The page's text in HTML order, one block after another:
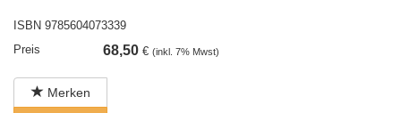
ISBN 9785604073339
Preis
68,50 € (inkl. 7% Mwst)
Merken